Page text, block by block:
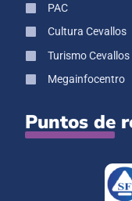
PAC
Cultura Cevallos
Turismo Cevallos
Megainfocentro
Puntos de